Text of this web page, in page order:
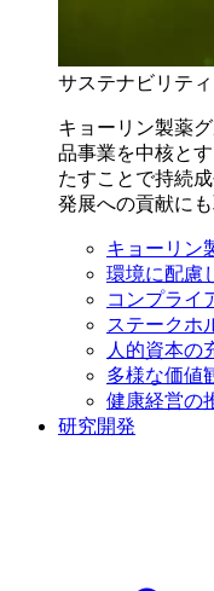
サステナビリティ
キョーリン製薬
品事業を中核と
たすことで持続
発展への貢献に
キョーリン
環境に配慮
コンプライ
ステークホ
人的資本の
多様な価値
健康経営の
研究開発